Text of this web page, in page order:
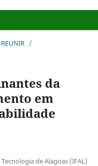
/
da
em
de Alagoas (IFAL)